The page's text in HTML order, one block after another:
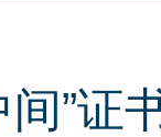
间”证